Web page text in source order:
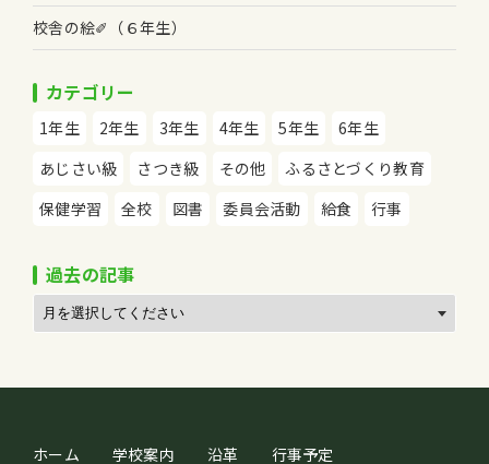
校舎の絵✐（６年生）
カテゴリー
1年生 2年生 3年生 4年生 5年生
6年生
あじさい級
さつき級 その他
ふるさとづくり教育
保健学習
全校 図書 委員会活動 給食 行事
過去の記事
ホーム 学校案内 沿革 行事予定